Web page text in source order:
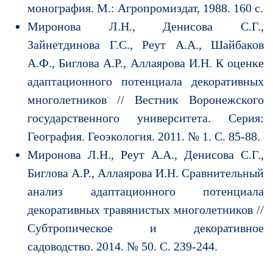
монография. М.: Агропромиздат, 1988. 160 с.
Миронова Л.Н., Денисова С.Г.,
Зайнетдинова Г.С., Реут А.А., Шайбаков
А.Ф., Биглова А.Р., Аллаярова И.Н. К оценке
адаптационного потенциала декоративных
многолетников // Вестник Воронежского
государственного университета. Серия:
География. Геоэкология. 2011. № 1. С. 85-88.
Миронова Л.Н., Реут А.А., Денисова С.Г.,
Биглова А.Р., Аллаярова И.Н. Сравнительный
анализ адаптационного потенциала
декоративных травянистых многолетников //
Субтропическое и декоративное
садоводство. 2014. № 50. С. 239-244.